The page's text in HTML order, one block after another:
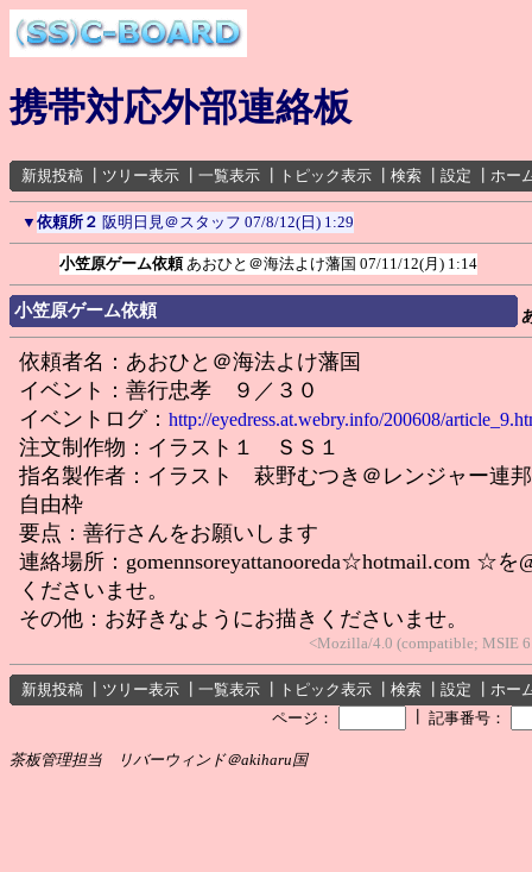
携帯対応外部連絡板
新規投稿 ツリー表示 一覧表示 トピック表示 検索 設定 ホー
▼ 依頼所２ 阪明日見＠スタッフ 07/8/12(日) 1:29
小笠原ゲーム依頼 あおひと＠海法よけ藩国 07/11/12(月) 1:14
小笠原ゲーム依頼
依頼者名：あおひと＠海法よけ藩国
イベント：善行忠孝 ９／３０
イベントログ： http://eyedress.at.webry.info/200608/
注文制作物：イラスト１ ＳＳ１
指名製作者：イラスト 萩野むつき＠レンジャー連
自由枠
要点：善行さんをお願いします
連絡場所：gomennsoreyattanooreda☆hotmail.com ☆を
くださいませ。
その他：お好きなようにお描きくださいませ。
<Mozilla/4.0 (compatible; MSIE
新規投稿 ツリー表示 一覧表示 トピック表示 検索 設定
ホー
ページ：
記事番号：
茶板管理担当 リバーウィンド＠akiharu国